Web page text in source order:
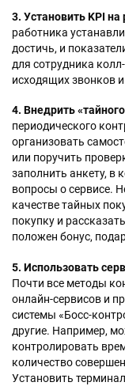
3. Установить KPI
работника
достичь, и
для сотрудника
исходящих звонков
4. Внедрить
периодического
организовать
или поручить
заполнить анкету, в
вопросы о сервисе.
качестве тайных
покупку и
положен бонус,
5. Использовать
Почти все методы
онлайн-сервисов и
системы «Босс-
другие. Например,
контролировать
количество
Установить